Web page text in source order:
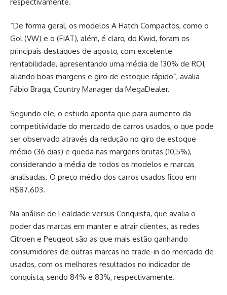
“De forma geral, os modelos A Hatch Compactos, como o
Gol (VW) e o (FIAT), além, é claro, do Kwid, foram os
principais destaques de agosto, com excelente
rentabilidade, apresentando uma média de 130% de ROI,
aliando boas margens e giro de estoque rápido”, avalia
Fábio Braga, Country Manager da MegaDealer.
Segundo ele, o estudo aponta que para aumento da
competitividade do mercado de carros usados, o que pode
ser observado através da redução no giro de estoque
médio (36 dias) e queda nas margens brutas (10,5%),
considerando a média de todos os modelos e marcas
analisadas. O preço médio dos carros usados ficou em
R$87.603.
Na análise de Lealdade versus Conquista, que avalia o
poder das marcas em manter e atrair clientes, as redes
Citroen e Peugeot são as que mais estão ganhando
consumidores de outras marcas no trade-in do mercado de
usados, com os melhores resultados no indicador de
conquista, sendo 84% e 83%, respectivamente.